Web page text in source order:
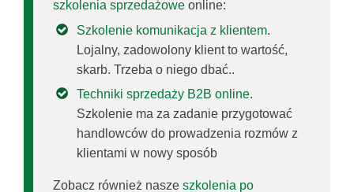
szkolenia sprzedażowe online:
Szkolenie komunikacja z klientem.
Lojalny, zadowolony klient to wartość,
skarb. Trzeba o niego dbać..
Techniki sprzedaży B2B online.
Szkolenie ma za zadanie przygotować
handlowców do prowadzenia rozmów z
klientami w nowy sposób
Zobacz również nasze szkolenia po